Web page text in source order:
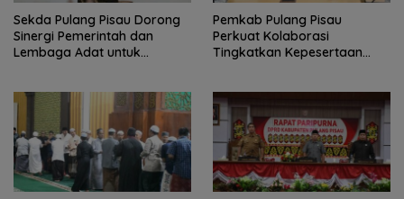
Sekda Pulang Pisau Dorong
Sinergi Pemerintah dan
Lembaga Adat untuk
Pemkab Pulang Pisau
Perkuat Kolaborasi
Tingkatkan Kepesertaan